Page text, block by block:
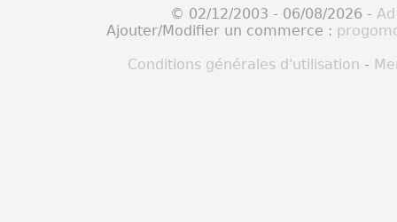
© 02/12/2003 - 06/08/2026 -
Ajouter/Modifier un commerce :
Conditions générales d'utilisation -